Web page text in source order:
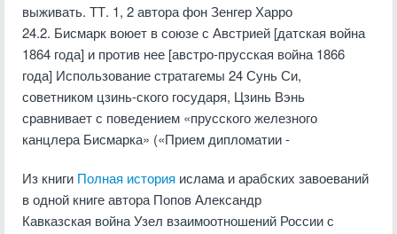
выживать. ТТ. 1, 2авторафон Зенгер Харро
24.2. Бисмарк воюет в союзе с Австрией [датская война
1864 года] и против нее [австро-прусская война 1866
года] Использование стратагемы 24 Сунь Си,
советником цзинь-ского государя, Цзинь Вэнь
сравнивает с поведением «прусского железного
канцлера Бисмарка» («Прием дипломатии -
Из книги Полная история ислама и арабских завоеваний
в одной книгеавтора Попов Александр
Кавказская война Узел взаимоотношений России с